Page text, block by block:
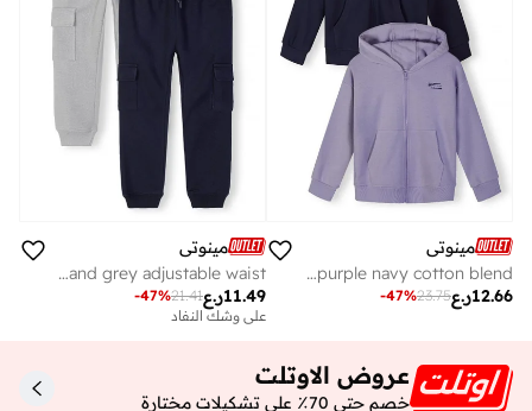
مينوتي
Unisex kids hoodie purple navy cotton blend
ر.ع12.66
23.75
-47%
مينوتي
Boys slim cargo joggers navy and grey adjustable waist
ر.ع11.49
21.41
-47%
على وشك النفاد
عروض الاوتلت
خصم حتى 70٪ على تشكيلات مختارة